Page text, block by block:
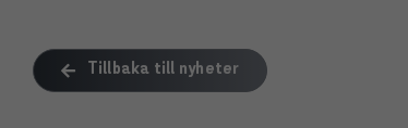
Tillbaka till nyheter